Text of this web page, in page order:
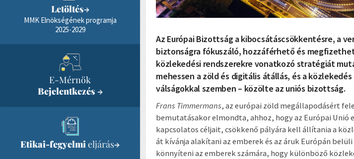
Letöltés→
MMK Elnökségének programja
2025-2029
E-Mérnök
Bejelentkezés →
Etikai-fegyelmieljárás→
Az Európai Bizottság a kibocsátáscsökkentésre, a
biztonságra fókuszáló, hozzáférhető és
közlekedési rendszerekre vonatkozó stratégiát
mehessen a zöld és digitális átállás, és a
válságokkal szemben – közölte az uniós bizottság.
Frans Timmermans, az európai zöld megállapodásért
bemutatásakor elmondta, ahhoz, hogy az Európai Unió
kapcsolatos céljait, csökkenő pályára kell állítania a
át kívánja alakítani az emberek és az áruk Európán
könnyíteni az emberek számára, hogy különböző